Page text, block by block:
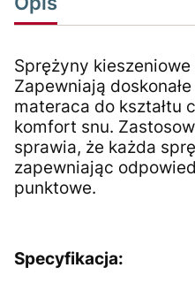
Sprężyny
Zapewniają
materaca do kształtu
komfort snu.
sprawia, że każda
zapewniając
punktowe.
Specyfikacja: